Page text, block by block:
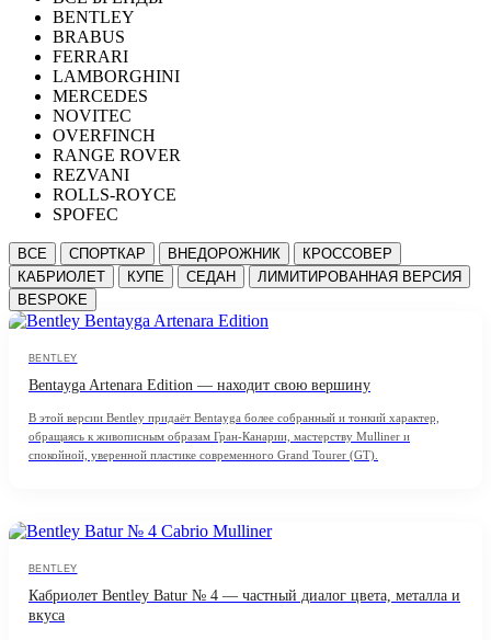
BENTLEY
BRABUS
FERRARI
LAMBORGHINI
MERCEDES
NOVITEC
OVERFINCH
RANGE ROVER
REZVANI
ROLLS-ROYCE
SPOFEC
ВСЕ СПОРТКАР ВНЕДОРОЖНИК
КРОССОВЕР
КАБРИОЛЕТ
КУПЕ СЕДАН
ЛИМИТИРОВАННАЯ ВЕРСИЯ
BESPOKE
BENTLEY
Bentayga Artenara Edition — находит свою вершину
В этой версии Bentley придаёт Bentayga более собранный и тонкий характер,
обращаясь к живописным образам Гран-Канарии, мастерству Mulliner и
спокойной, уверенной пластике современного Grand Tourer (GT).
BENTLEY
Кабриолет Bentley Batur № 4 — частный диалог цвета, металла и
вкуса